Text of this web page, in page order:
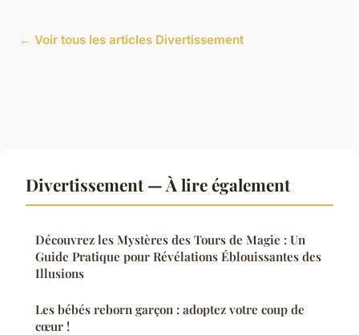
← Voir tous les articles Divertissement
Divertissement — À lire également
Découvrez les Mystères des Tours de Magie : Un
Guide Pratique pour Révélations Éblouissantes des
Illusions
Les bébés reborn garçon : adoptez votre coup de
cœur !